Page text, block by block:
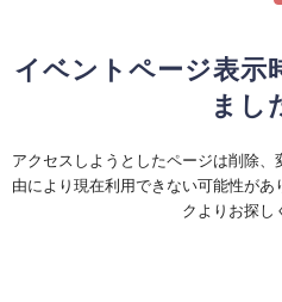
イベントページ表示
まし
アクセスしようとしたページは削除
由により現在利用できない可能性が
クよりお探し